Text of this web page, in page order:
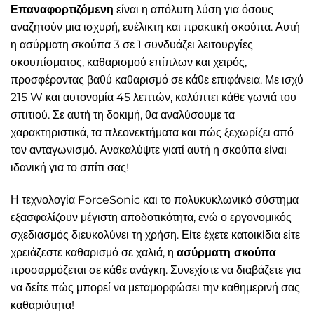
Επαναφορτιζόμενη είναι η απόλυτη λύση για όσους
αναζητούν μια ισχυρή, ευέλικτη και πρακτική σκούπα. Αυτή
η ασύρματη σκούπα 3 σε 1 συνδυάζει λειτουργίες
σκουπίσματος, καθαρισμού επίπλων και χειρός,
προσφέροντας βαθύ καθαρισμό σε κάθε επιφάνεια. Με ισχύ
215 W και αυτονομία 45 λεπτών, καλύπτει κάθε γωνιά του
σπιτιού. Σε αυτή τη δοκιμή, θα αναλύσουμε τα
χαρακτηριστικά, τα πλεονεκτήματα και πώς ξεχωρίζει από
τον ανταγωνισμό. Ανακαλύψτε γιατί αυτή η σκούπα είναι
ιδανική για το σπίτι σας!
Η τεχνολογία ForceSonic και το πολυκυκλωνικό σύστημα
εξασφαλίζουν μέγιστη αποδοτικότητα, ενώ ο εργονομικός
σχεδιασμός διευκολύνει τη χρήση. Είτε έχετε κατοικίδια είτε
χρειάζεστε καθαρισμό σε χαλιά, η ασύρματη σκούπα
προσαρμόζεται σε κάθε ανάγκη. Συνεχίστε να διαβάζετε για
να δείτε πώς μπορεί να μεταμορφώσει την καθημερινή σας
καθαριότητα!